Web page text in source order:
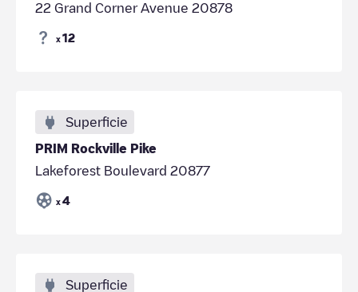
22 Grand Corner Avenue 20878
x 12
Superficie
PRIM Rockville Pike
Lakeforest Boulevard 20877
x 4
Superficie